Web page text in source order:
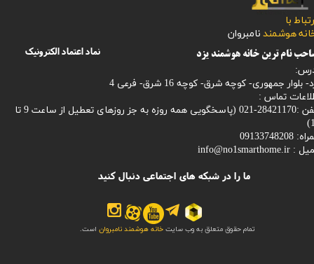
تمام حقوق متعلق به وب سایت خانه هوشمند نامبروان است.
با
هوشمند نامبروان
بلوار جمهوری- کوچه شرق- کوچه 16 شرق- فرعی 4
تماس :
021 (
پاسخگویی همه روزه به جز روزهای تعطیل از ساعت 9 تا
09133748208
:
info@no1smarthome.ir
ما را در شبکه های اجتماعی دنبال کنید
نماد اعتماد الکترونیک نام ترین خانه هوشمند یزد